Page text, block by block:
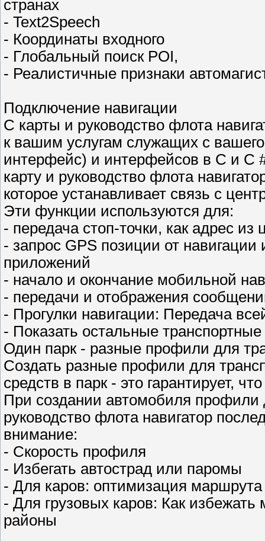
странах
- Text2Speech
- Координаты входного
- Глобальный поиск POI,
- Реалистичные признаки
Подключение навигации
С карты и руководство флота
к вашим услугам служащих с
интерфейс) и интерфейсов в C и
карту и руководство флота
которое устанавливает связь с
Эти функции используются для:
- передача стоп-точки, как адрес
- запрос GPS позиции от
приложений
- начало и окончание мобильной
- передачи и отображения
- Прогулки навигации: Передача
- Показать остальные
Один парк - разные профили для
Создать разные профили для
средств в парк - это гарантирует,
При создании автомобиля профили
руководство флота навигатор
внимание:
- Скорость профиля
- Избегать автострад или паромы
- Для каров: оптимизация
- Для грузовых каров: Как
районы